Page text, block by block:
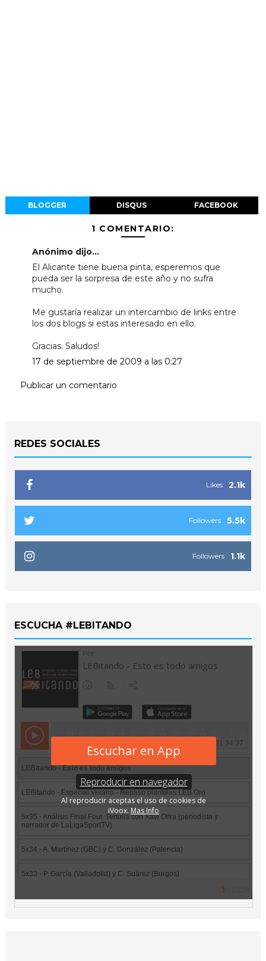
BLOGGER DISQUS FACEBOOK
1 COMENTARIO:
Anónimo dijo...
El Alicante tiene buena pinta, esperemos que
pueda ser la sorpresa de este año y no sufra
mucho.
Me gustaría realizar un intercambio de links entre
los dos blogs si estas interesado en ello.
Gracias. Saludos!
17 de septiembre de 2009 a las 0:27
Publicar un comentario
REDES SOCIALES
2.1k
Likes
5.5k
Followers
1.1k
Followers
ESCUCHA #LEBITANDO